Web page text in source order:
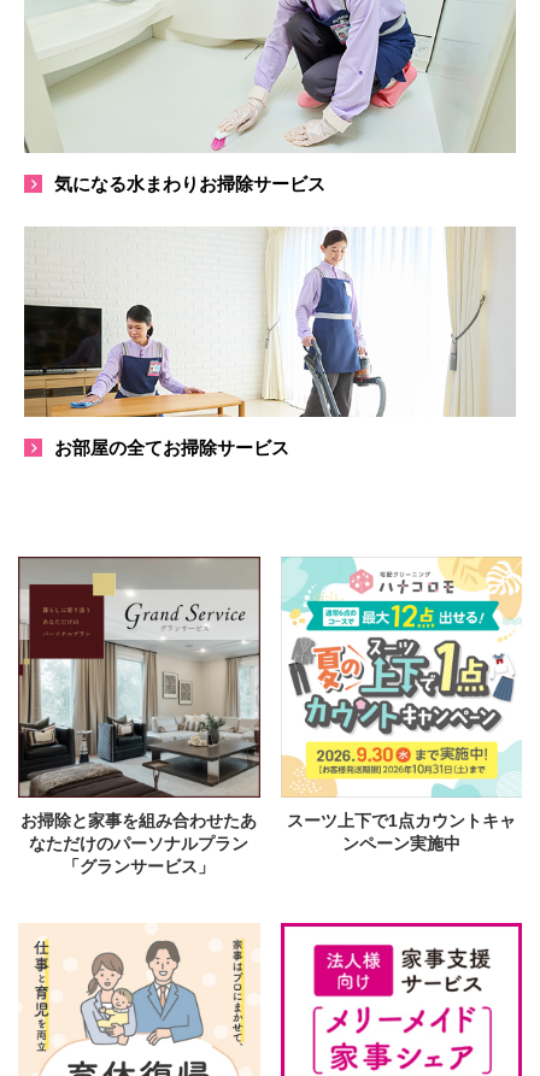
気になる水まわりお掃除サービス
お部屋の全てお掃除サービス
お掃除と家事を組み合わせたあ
なただけのパーソナルプラン
「グランサービス」
スーツ上下で1点カウントキャ
ンペーン実施中